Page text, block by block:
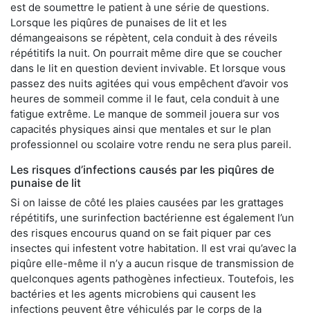
est de soumettre le patient à une série de questions.
Lorsque les piqûres de punaises de lit et les
démangeaisons se répètent, cela conduit à des réveils
répétitifs la nuit. On pourrait même dire que se coucher
dans le lit en question devient invivable. Et lorsque vous
passez des nuits agitées qui vous empêchent d’avoir vos
heures de sommeil comme il le faut, cela conduit à une
fatigue extrême. Le manque de sommeil jouera sur vos
capacités physiques ainsi que mentales et sur le plan
professionnel ou scolaire votre rendu ne sera plus pareil.
Les risques d’infections causés par les piqûres de
punaise de lit
Si on laisse de côté les plaies causées par les grattages
répétitifs, une surinfection bactérienne est également l’un
des risques encourus quand on se fait piquer par ces
insectes qui infestent votre habitation. Il est vrai qu’avec la
piqûre elle-même il n’y a aucun risque de transmission de
quelconques agents pathogènes infectieux. Toutefois, les
bactéries et les agents microbiens qui causent les
infections peuvent être véhiculés par le corps de la